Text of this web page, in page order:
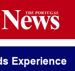
Experience